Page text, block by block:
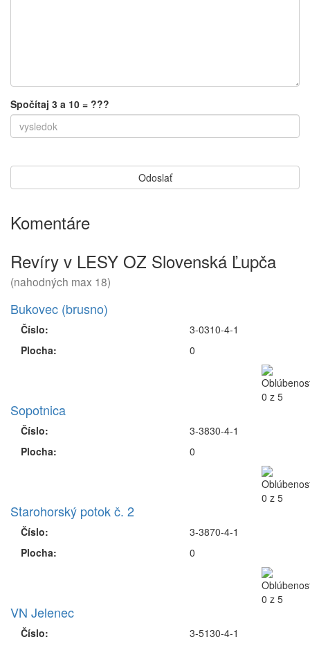
Spočítaj 3 a 10 = ???
Komentáre
Revíry v LESY OZ Slovenská Ľupča
(nahodných max 18)
Bukovec (brusno)
Číslo:
Plocha:
3-0310-4-1
0
Sopotnica
Číslo:
Plocha:
3-3830-4-1
0
Starohorský potok č. 2
Číslo:
Plocha:
3-3870-4-1
0
VN Jelenec
Číslo:
3-5130-4-1